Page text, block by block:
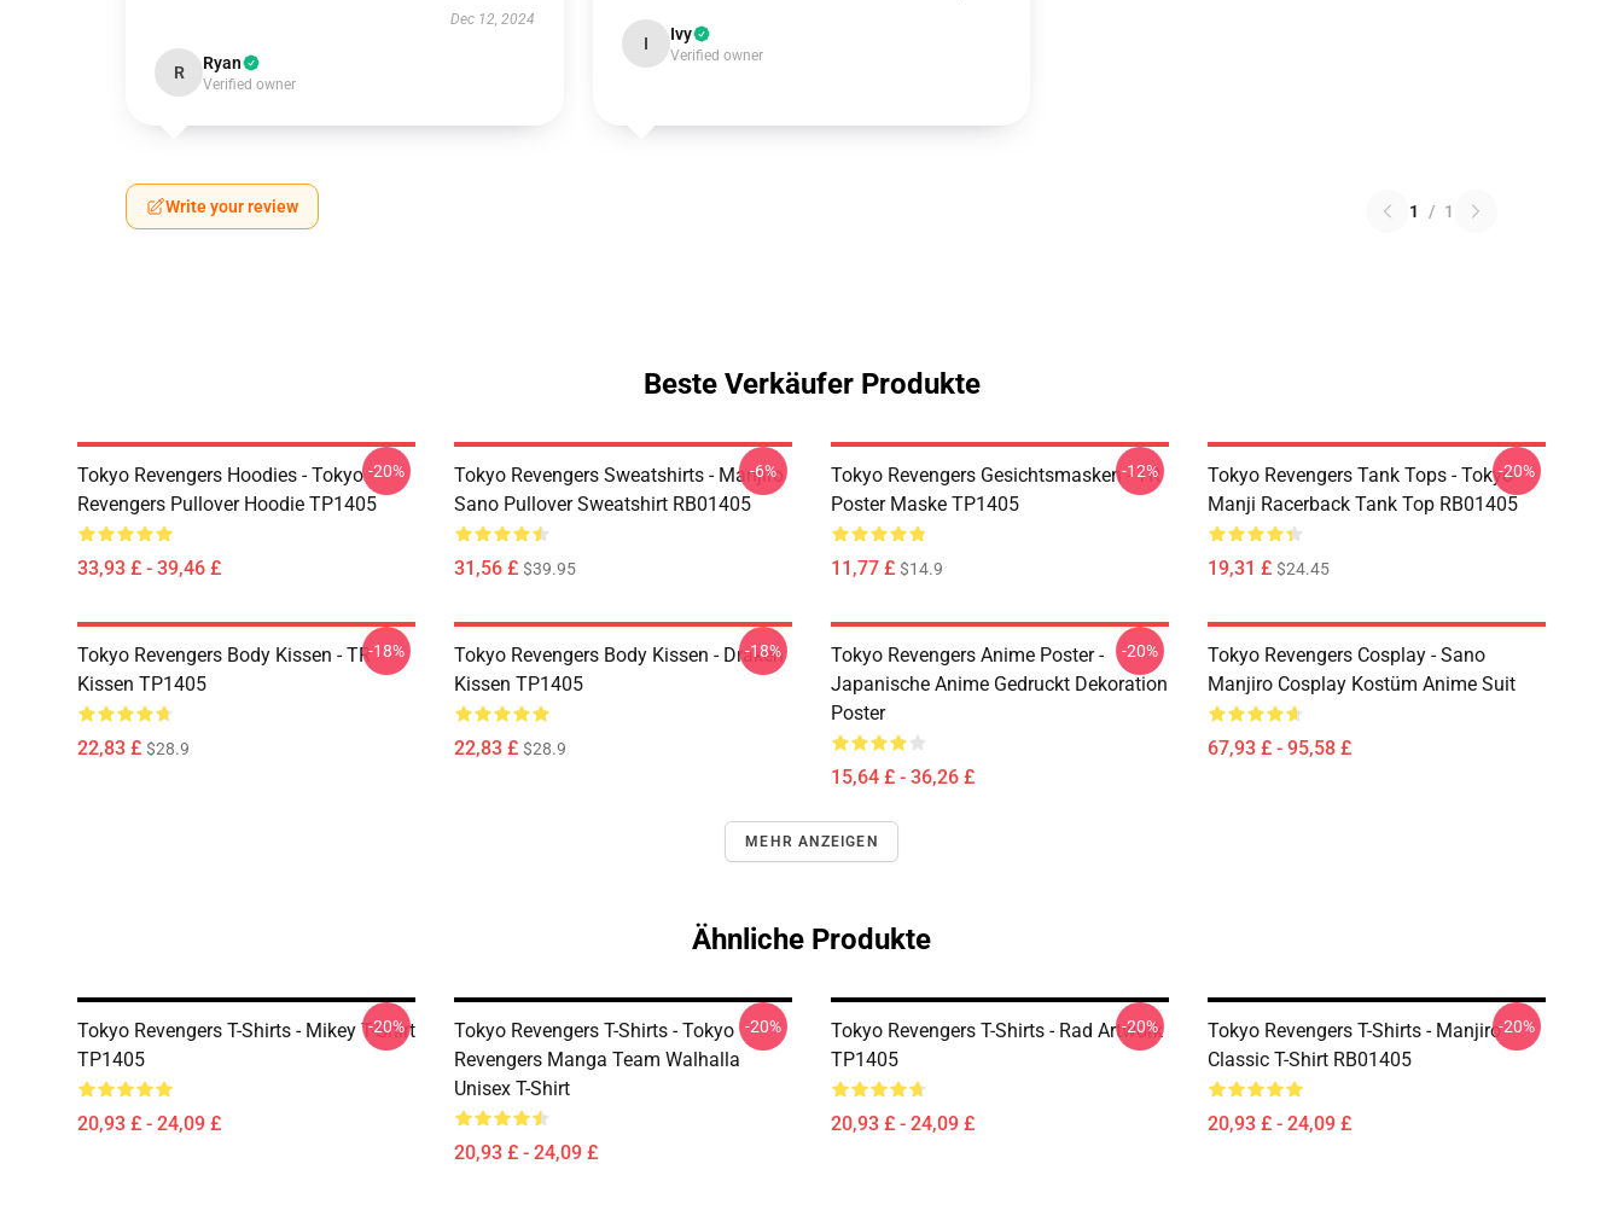
Dec 12, 2024
R Ryan
Verified owner
I Ivy
Verified owner
Write your review 1 / 1
Beste Verkäufer Produkte
Tokyo Revengers Hoodies - Tokyo
Revengers Pullover Hoodie TP1405
33,93 £ - 39,46 £
-20%
Tokyo Revengers Sweatshirts - Manjiro
Sano Pullover Sweatshirt RB01405
31,56 £ $39.95
-6%
Tokyo Revengers Gesichtsmasken - TR
Poster Maske TP1405
11,77 £ $14.9
-12%
Tokyo Revengers Tank Tops - Tokyo
Manji Racerback Tank Top RB01405
19,31 £ $24.45
-20%
Tokyo Revengers Body Kissen - TR
Kissen TP1405
22,83 £ $28.9
-18%
Tokyo Revengers Body Kissen - Draken
Kissen TP1405
22,83 £ $28.9
-18%
Tokyo Revengers Anime Poster -
Japanische Anime Gedruckt Dekoration
Poster
15,64 £ - 36,26 £
-20%
Tokyo Revengers Cosplay - Sano
Manjiro Cosplay Kostüm Anime Suit
67,93 £ - 95,58 £
MEHR ANZEIGEN
Ähnliche Produkte
Tokyo Revengers T-Shirts - Mikey T-Shirt
TP1405
20,93 £ - 24,09 £
-20%
Tokyo Revengers T-Shirts - Tokyo
Revengers Manga Team Walhalla
Unisex T-Shirt
20,93 £ - 24,09 £
-20%
Tokyo Revengers T-Shirts - Rad Artwork
TP1405
20,93 £ - 24,09 £
-20%
Tokyo Revengers T-Shirts - Manjiro
Classic T-Shirt RB01405
20,93 £ - 24,09 £
-20%